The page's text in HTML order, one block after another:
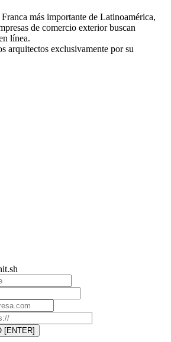
más importante de Latinoamérica,
de comercio exterior buscan
línea.
arquitectos exclusivamente por su
[ENTER]